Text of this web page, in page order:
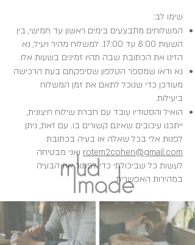
שימו לב:
המשלוחים מתבצעים בימים ראשון עד חמישי, בין
השעות 8:00 עד 17:00. למשלוח מהיר ויעיל, נא
הזינו את הכתובת שבה תהיו זמינים בשעות אלו.
נא ודאו שמספר הטלפון שסיפקתם בעת הרכישה
מעודכן כדי שנוכל לתאם את זמן המשלוח
ביעילות.
הואיל והסטודיו עובד עם חברת שילוח חיצונית,
ייתכנו עיכובים שאינם קשורים בו. עם זאת, ניתן
לפנות אלי בכל שאלה או בעיה בכתובת
rotem2cohen@gmail.com ואני מבטיחה
לעשות כל שביכולתי כדי לפתור את הבעיה
במהירות האפשרית.